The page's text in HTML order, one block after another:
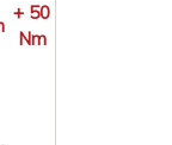
+ 50
Nm